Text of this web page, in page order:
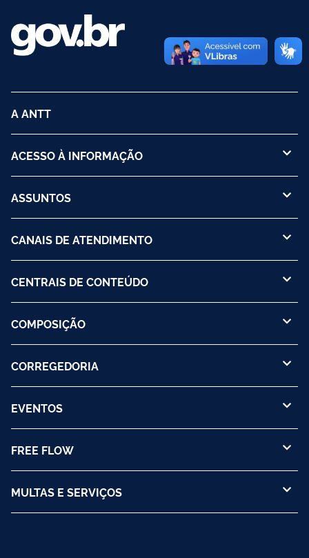
A ANTT
ACESSO À INFORMAÇÃO
ASSUNTOS
CANAIS DE ATENDIMENTO
CENTRAIS DE CONTEÚDO
COMPOSIÇÃO
CORREGEDORIA
EVENTOS
FREE FLOW
MULTAS E SERVIÇOS